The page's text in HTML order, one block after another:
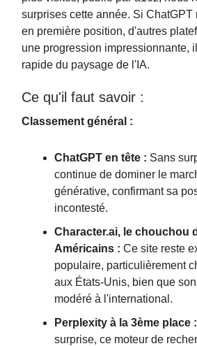
surprises cette année. Si ChatGPT
en première position, d'autres
une progression impressionnante,
rapide du paysage de l'IA.
Ce qu'il faut savoir :
Classement général :
ChatGPT en tête : Sans
continue de dominer le
générative, confirmant sa
incontesté.
Character.ai, le chouchou
Américains : Ce site reste
populaire, particulièrement
aux États-Unis, bien que
modéré à l'international.
Perplexity à la 3ème place :
surprise, ce moteur de